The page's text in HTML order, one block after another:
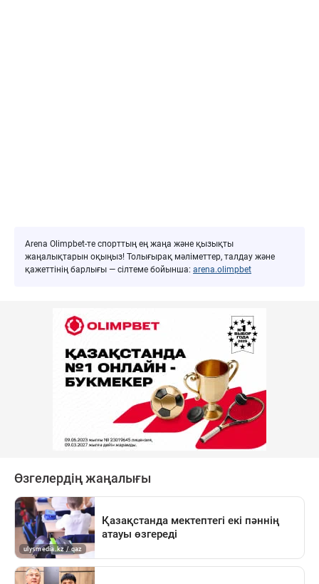
Arena Olimpbet-те спорттың ең жаңа және қызықты
жаңалықтарын оқыңыз! Толығырақ мәліметтер, талдау және
қажеттінің барлығы — сілтеме бойынша: arena.olimpbet